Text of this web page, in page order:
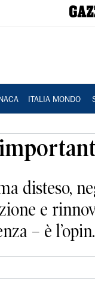
ITALIA MONDO
disteso,
e
– è